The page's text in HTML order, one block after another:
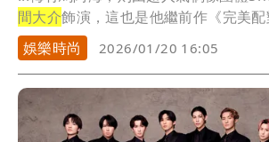
間大介飾演，這也是他繼前作《完美
娛樂時尚
2026/01/20 16:05